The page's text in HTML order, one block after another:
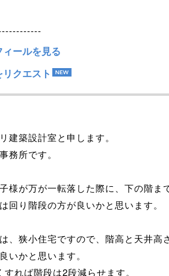
ールを見る
クエスト
建築設計室と申します。
務所です。
様が万が一転落した際に、下の階ま
回り階段の方が良いかと思います。
、狭小住宅ですので、階高と天井高
いかと思います。
れば階段は2段減らせます。